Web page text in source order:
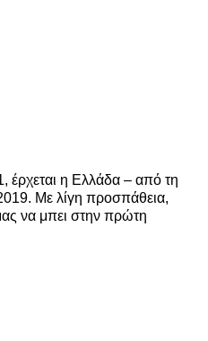
η Ελλάδα – από τη
Με λίγη προσπάθεια,
να μπει στην πρώτη